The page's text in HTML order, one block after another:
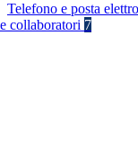
Telefono e posta
collaboratori 7